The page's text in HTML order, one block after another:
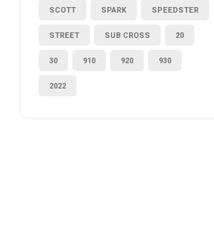
SCOTT SPARK SPEEDSTER
STREET SUB CROSS 20
30 910 920 930
2022